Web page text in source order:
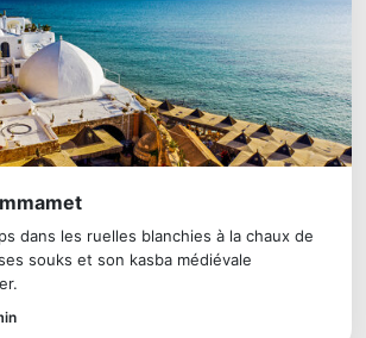
dans les ruelles blanchies à la chaux de
souks et son kasba médiévale